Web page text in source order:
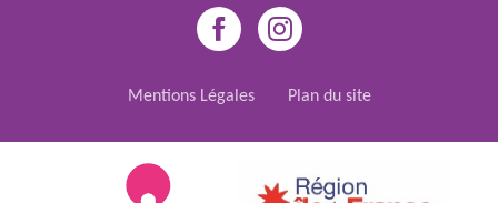
Mentions Légales Plan du site